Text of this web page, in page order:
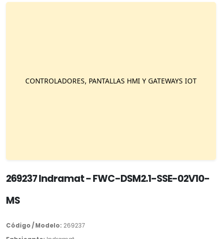
269237 Indramat - FWC-DSM2.1-SSE-02V10-
MS
Código / Modelo: 269237